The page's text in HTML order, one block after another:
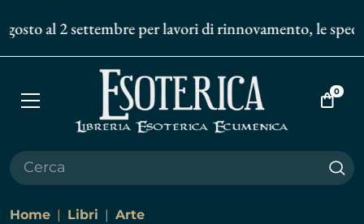
al 2 settembre per lavori di rinnovamento, le
Apri
Vai
0
Home Libri Arte